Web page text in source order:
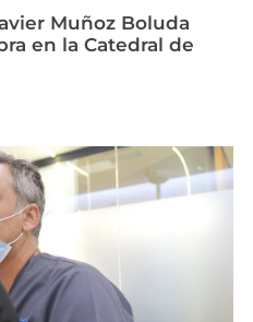
Muñoz Boluda
en la Catedral de